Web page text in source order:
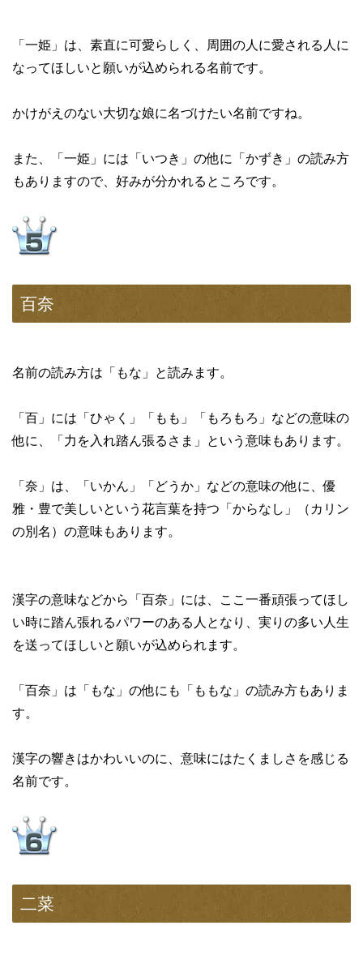
「一姫」は、素直に可愛らしく、周囲の人に愛される人に
なってほしいと願いが込められる名前です。
かけがえのない大切な娘に名づけたい名前ですね。
また、「一姫」には「いつき」の他に「かずき」の読み方
もありますので、好みが分かれるところです。
百奈
名前の読み方は「もな」と読みます。
「百」には「ひゃく」「もも」「もろもろ」などの意味の
他に、「力を入れ踏ん張るさま」という意味もあります。
「奈」は、「いかん」「どうか」などの意味の他に、優
雅・豊で美しいという花言葉を持つ「からなし」（カリン
の別名）の意味もあります。
漢字の意味などから「百奈」には、ここ一番頑張ってほし
い時に踏ん張れるパワーのある人となり、実りの多い人生
を送ってほしいと願いが込められます。
「百奈」は「もな」の他にも「ももな」の読み方もありま
す。
漢字の響きはかわいいのに、意味にはたくましさを感じる
名前です。
二菜